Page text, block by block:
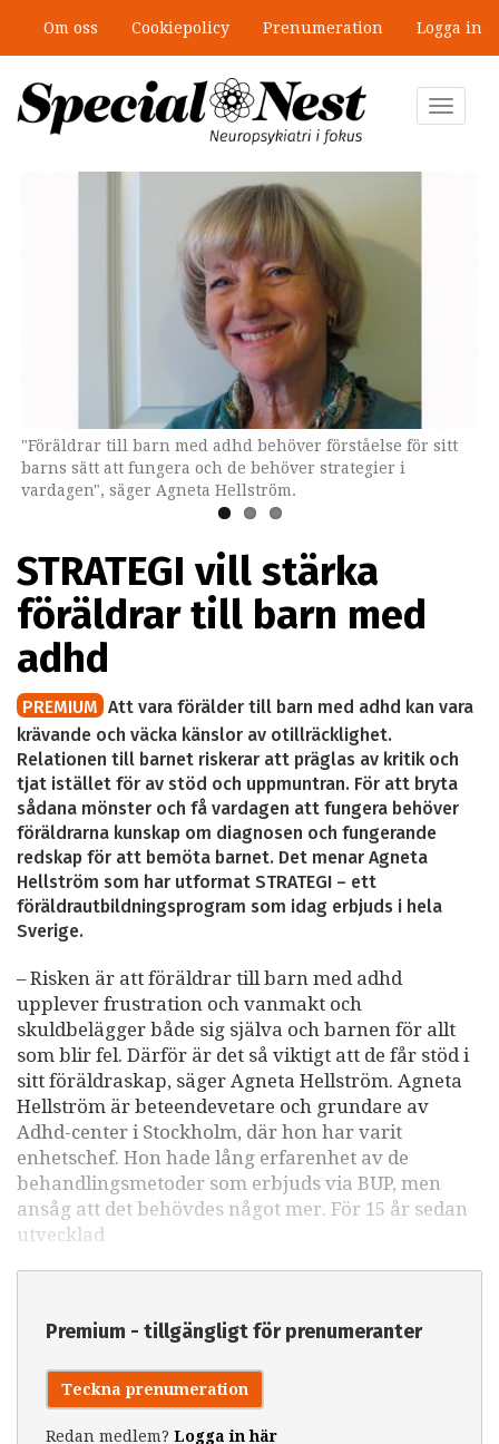
huvudinnehåll
Om oss Cookiepolicy Prenumeration Logga in
Toggle
"Föräldrar till barn med adhd behöver förståelse för sitt
barns sätt att fungera och de behöver strategier i
vardagen", säger Agneta Hellström.
STRATEGI finns i två versioner, en för föräldrar till yngre
barn och en för föräldrar till tonåringar.
Pappa Mikael Grapenholt är en av deltagarna i STRATEGI.
STRATEGI vill stärka
föräldrar till barn med
adhd
PREMIUM Att vara förälder till barn med adhd kan vara
krävande och väcka känslor av otillräcklighet.
Relationen till barnet riskerar att präglas av kritik och
tjat istället för av stöd och uppmuntran. För att bryta
sådana mönster och få vardagen att fungera behöver
föräldrarna kunskap om diagnosen och fungerande
redskap för att bemöta barnet. Det menar Agneta
Hellström som har utformat STRATEGI – ett
föräldrautbildningsprogram som idag erbjuds i hela
Sverige.
– Risken är att föräldrar till barn med adhd
upplever frustration och vanmakt och
skuldbelägger både sig själva och barnen för allt
som blir fel. Därför är det så viktigt att de får stöd i
sitt föräldraskap, säger Agneta Hellström. Agneta
Hellström är beteendevetare och grundare av
Adhd-center i Stockholm, där hon har varit
enhetschef. Hon hade lång erfarenhet av de
behandlingsmetoder som erbjuds via BUP, men
ansåg att det behövdes något mer. För 15 år sedan
utvecklad
Premium - tillgängligt för prenumeranter
Teckna prenumeration
Redan medlem? Logga in här
Mobbning vid autism och adhd: 4